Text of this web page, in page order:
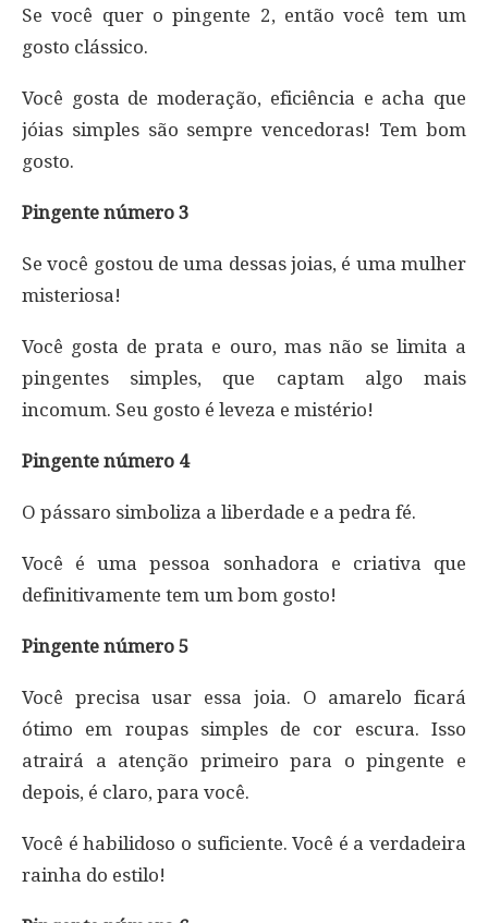
Se você quer o pingente 2, então você tem um
gosto clássico.
Você gosta de moderação, eficiência e acha que
jóias simples são sempre vencedoras! Tem bom
gosto.
Pingente número 3
Se você gostou de uma dessas joias, é uma mulher
misteriosa!
Você gosta de prata e ouro, mas não se limita a
pingentes simples, que captam algo mais
incomum. Seu gosto é leveza e mistério!
Pingente número 4
O pássaro simboliza a liberdade e a pedra fé.
Você é uma pessoa sonhadora e criativa que
definitivamente tem um bom gosto!
Pingente número 5
Você precisa usar essa joia. O amarelo ficará
ótimo em roupas simples de cor escura. Isso
atrairá a atenção primeiro para o pingente e
depois, é claro, para você.
Você é habilidoso o suficiente. Você é a verdadeira
rainha do estilo!